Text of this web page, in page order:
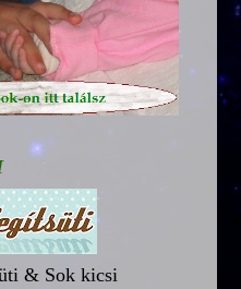
& Sok kicsi